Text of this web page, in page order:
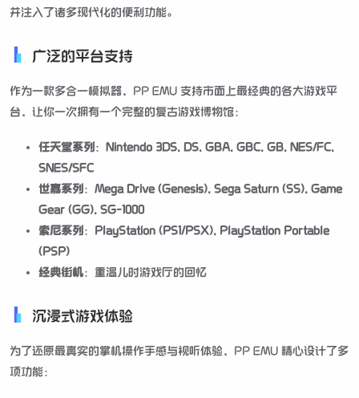
并注入了诸多现代化的便利功能。
广泛的平台支持
作为一款多合一模拟器，PP EMU 支持市面上最经典的各大游戏平
台，让你一次拥有一个完整的复古游戏博物馆：
任天堂系列： Nintendo 3DS, DS, GBA, GBC, GB, NES/FC,
SNES/SFC
世嘉系列： Mega Drive (Genesis), Sega Saturn (SS), Game
Gear (GG), SG-1000
索尼系列： PlayStation (PS1/PSX), PlayStation Portable
(PSP)
经典街机：重温儿时游戏厅的回忆
沉浸式游戏体验
为了还原最真实的掌机操作手感与视听体验，PP EMU 精心设计了多
项功能：